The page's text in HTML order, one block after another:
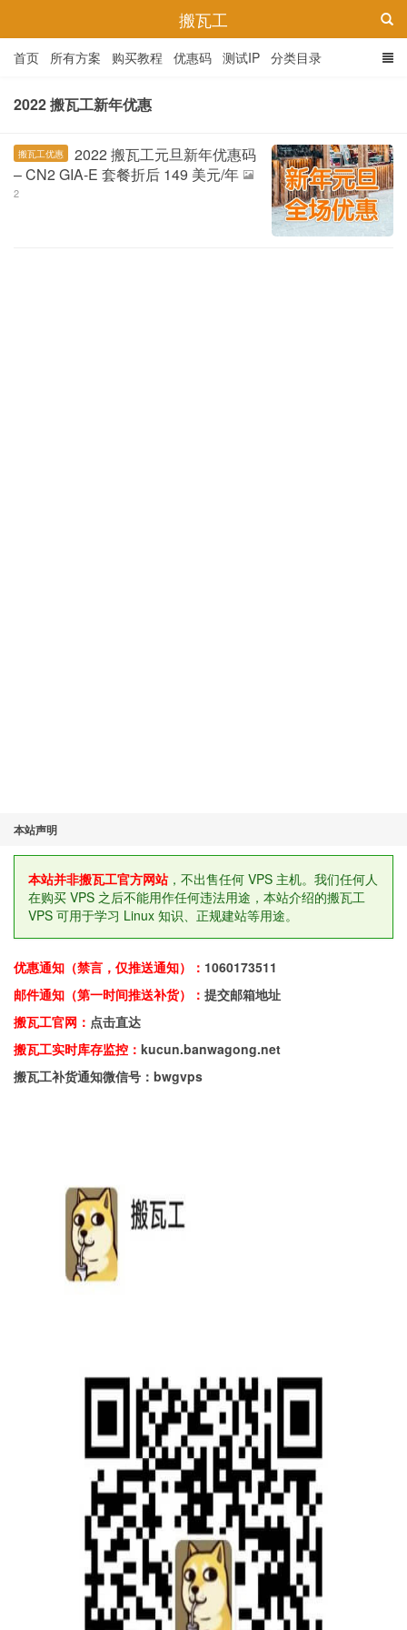
搬瓦工
首页 所有方案 购买教程 优惠码 测试IP 分类目录
2022 搬瓦工新年优惠
搬瓦工优惠
2022 搬瓦工元旦新年优惠码
– CN2 GIA-E 套餐折后 149 美元/年
2
本站声明
本站并非搬瓦工官方网站，不出售任何 VPS 主机。我们任何人
在购买 VPS 之后不能用作任何违法用途，本站介绍的搬瓦工
VPS 可用于学习 Linux 知识、正规建站等用途。
优惠通知（禁言，仅推送通知）： 1060173511
邮件通知（第一时间推送补货）： 提交邮箱地址
搬瓦工官网： 点击直达
搬瓦工实时库存监控： kucun.banwagong.net
搬瓦工补货通知微信号：bwgvps